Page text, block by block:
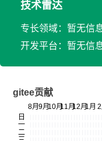
技术雷达
专长领域：暂无信
开发平台：暂无信
gitee贡献